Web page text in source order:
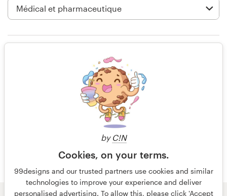
by C!N
Cookies, on your terms.
99designs and our trusted partners use cookies and similar
technologies to improve your experience and deliver
personalised advertising. To allow this, please click 'Accept
il y a 15 ans
Voir leur concours de Arrière-plan
Carte de visite
Parcourir toutes les catégories
+49 30 568 377 84
Centre d'aide